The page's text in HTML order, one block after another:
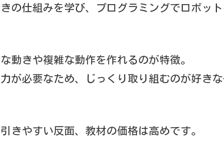
の仕組みを学び、プログラミングでロボッ
動きや複雑な動作を作れるのが特徴。
が必要なため、じっくり取り組むのが好き
きやすい反面、教材の価格は高めです。